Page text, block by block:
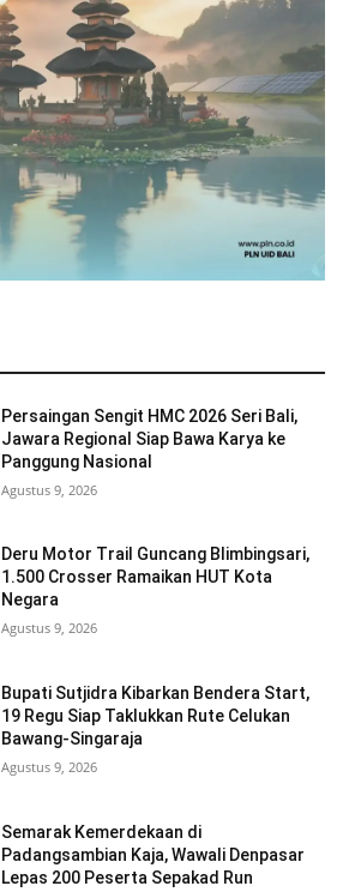
Persaingan Sengit HMC 2026 Seri Bali,
Jawara Regional Siap Bawa Karya ke
Panggung Nasional
Agustus 9, 2026
Deru Motor Trail Guncang Blimbingsari,
1.500 Crosser Ramaikan HUT Kota
Negara
Agustus 9, 2026
Bupati Sutjidra Kibarkan Bendera Start,
19 Regu Siap Taklukkan Rute Celukan
Bawang-Singaraja
Agustus 9, 2026
Semarak Kemerdekaan di
Padangsambian Kaja, Wawali Denpasar
Lepas 200 Peserta Sepakad Run